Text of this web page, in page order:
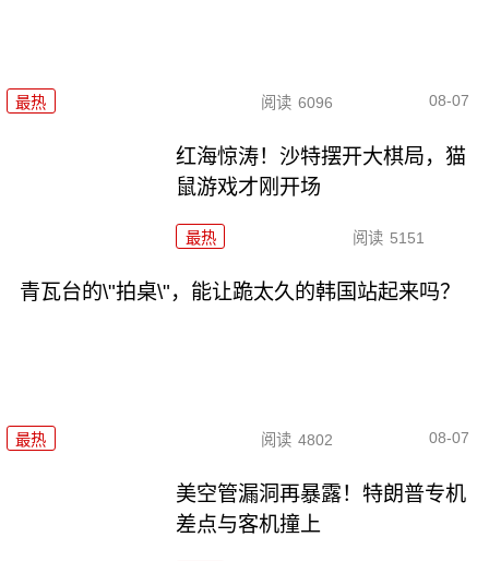
最热 阅读 6096 08-07
红海惊涛！沙特摆开大棋局，猫
鼠游戏才刚开场
最热 阅读 5151
青瓦台的\"拍桌\"，能让跪太久的韩国站起来吗？
最热 阅读 4802 08-07
美空管漏洞再暴露！特朗普专机
差点与客机撞上